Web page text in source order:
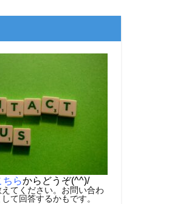
ちらからどうぞ(^^)/
てください。お問い合わ
て回答するかもです。